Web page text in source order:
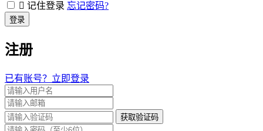
记住登录 忘记密码?
登录
注册
已有账号？立即登录
获取验证码